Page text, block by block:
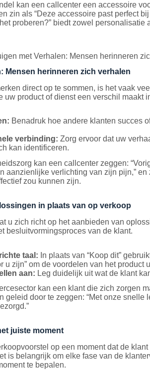
kan een callcenter een accessoire
zin als “Deze accessoire past perfect
proberen?” biedt zowel personalisatie
Mensen herinneren zich verhalen
direct op te sommen, is het vaak
uw product of dienst een verschil maakt
Benadruk hoe andere klanten succes
verbinding: Zorg ervoor dat uw
kan identificeren.
kan een callcenter zeggen:
aanzienlijke verlichting van zijn pijn,” en
zou kunnen zijn.
in plaats van op verkoop
u zich richt op het aanbieden van
besluitvormingsproces van de klant.
taal: In plaats van “Koop dit”
u zijn” om de voordelen van het product
aan: Leg duidelijk uit wat de klant
kan een klant die zich zorgen
geleid door te zeggen: “Met onze snelle
juiste moment
op een moment dat de
is belangrijk om elke fase van de
te bepalen.